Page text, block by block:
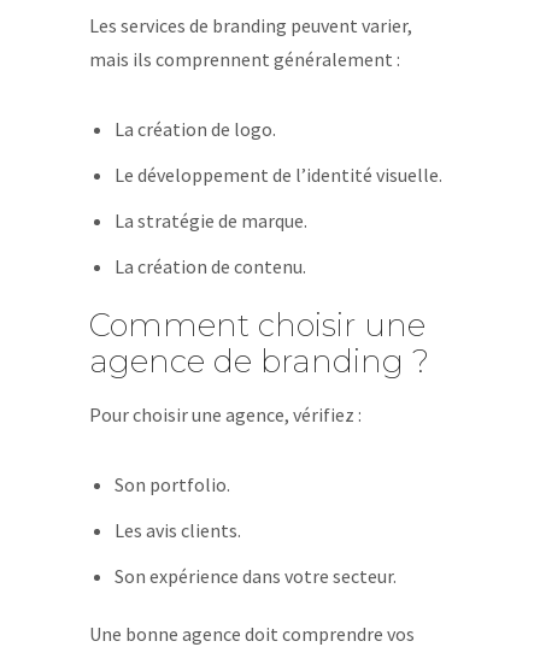
Les services de branding peuvent varier,
mais ils comprennent généralement :
La création de logo.
Le développement de l’identité visuelle.
La stratégie de marque.
La création de contenu.
Comment choisir une
agence de branding ?
Pour choisir une agence, vérifiez :
Son portfolio.
Les avis clients.
Son expérience dans votre secteur.
Une bonne agence doit comprendre vos